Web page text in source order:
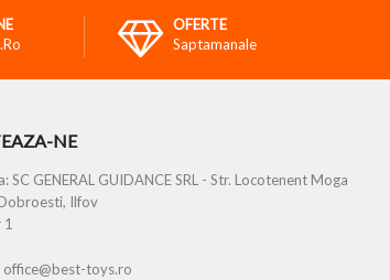
OFERTE
Saptamanale
NE
SC GENERAL GUIDANCE SRL - Str. Locotenent Moga
Ilfov
1
office@best-toys.ro